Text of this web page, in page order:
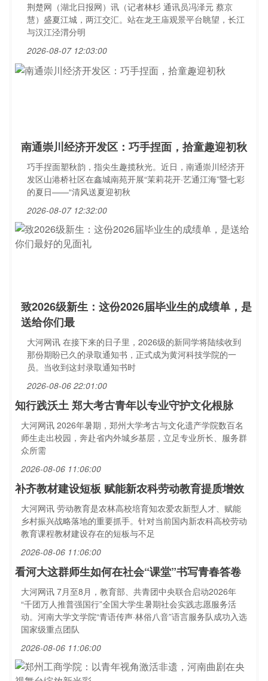
荆楚网（湖北日报网）讯（记者林杉 通讯员冯泽元 蔡京
慧）盛夏江城，两江交汇。站在龙王庙观景平台眺望，长江
与汉江泾渭分明
2026-08-07 12:03:00
南通崇川经济开发区：巧手捏面，拾童趣迎初秋
巧手捏面塑秋韵，指尖生趣揽秋光。近日，南通崇川经济开
发区山港桥社区在鑫城南苑开展“茉莉花开·艺通江海”暨七彩
的夏日——“清风送夏迎初秋
2026-08-07 12:32:00
致2026级新生：这份2026届毕业生的成绩单，是
送给你们最
大河网讯 在接下来的日子里，2026级的新同学将陆续收到
那份期盼已久的录取通知书，正式成为黄河科技学院的一
员。当收到这封录取通知书时
2026-08-06 22:01:00
知行践沃土 郑大考古青年以专业守护文化根脉
大河网讯 2026年暑期，郑州大学考古与文化遗产学院数百名
师生走出校园，奔赴省内外城乡基层，立足专业所长、服务群
众所需
2026-08-06 11:06:00
补齐教材建设短板 赋能新农科劳动教育提质增效
大河网讯 劳动教育是农林高校培育知农爱农新型人才、赋能
乡村振兴战略落地的重要抓手。针对当前国内新农科高校劳动
教育课程教材建设存在的短板与不足
2026-08-06 11:06:00
看河大这群师生如何在社会“课堂”书写青春答卷
大河网讯 7月至8月，教育部、共青团中央联合启动2026年
“千团万人推普强国行”全国大学生暑期社会实践志愿服务活
动。河南大学文学院“青语传声·林俗八音”语言服务队成功入选
国家级重点团队
2026-08-06 11:06:00